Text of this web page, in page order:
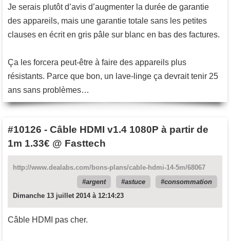
Je serais plutôt d’avis d’augmenter la durée de garantie
des appareils, mais une garantie totale sans les petites
clauses en écrit en gris pâle sur blanc en bas des factures.
Ça les forcera peut-être à faire des appareils plus
résistants. Parce que bon, un lave-linge ça devrait tenir 25
ans sans problèmes…
#10126 - Câble HDMI v1.4 1080P à partir de
1m 1.33€ @ Fasttech
http://www.dealabs.com/bons-plans/cable-hdmi-14-5m/68067
argent
astuce
consommation
Dimanche 13 juillet 2014 à 12:14:23
Câble HDMI pas cher.